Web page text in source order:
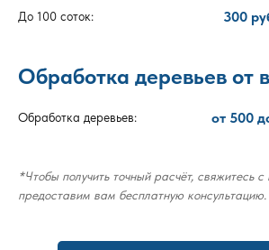
До 100 соток: 300
Обработка деревьев от
Обработка деревьев: от 500
*Чтобы получить точный расчёт, свяжитесь
предоставим вам бесплатную консультацию.